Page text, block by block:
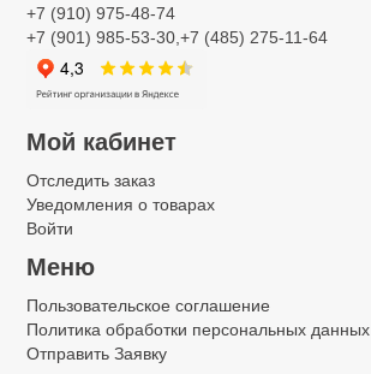
+7 (910) 975-48-74
+7 (901) 985-53-30,+7 (485) 275-11-64
Мой кабинет
Отследить заказ
Уведомления о товарах
Войти
Меню
Пользовательское соглашение
Политика обработки персональных данных
Отправить Заявку